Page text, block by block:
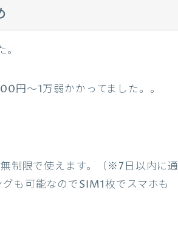
円〜1万弱かかってました。。
制限で使えます。（※7日以内に通
も可能なのでSIM1枚でスマホも